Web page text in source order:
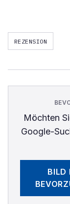
REZENSION
Möchten
Google-
BILD